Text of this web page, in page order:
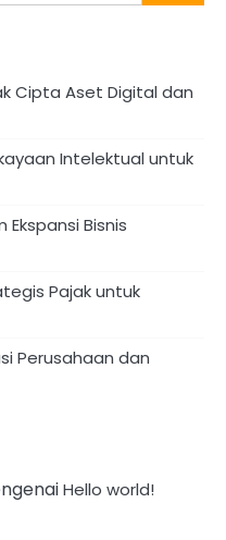
Cipta Aset Digital dan
Intelektual untuk
Bisnis
Pajak untuk
Perusahaan dan
Hello world!